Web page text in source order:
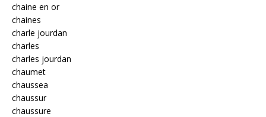
chaine en or
chaines
charle jourdan
charles
charles jourdan
chaumet
chaussea
chaussur
chaussure